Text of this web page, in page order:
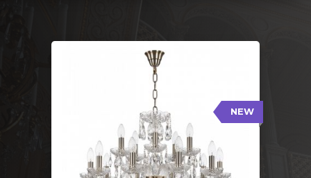
NEW
117/10+5/240 Pa
Тип: Стеклянный рожок
Цвет арматуры: Патина/